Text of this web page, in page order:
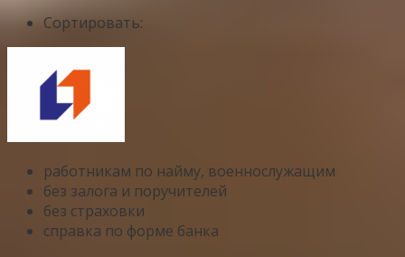
Сортировать:
работникам по найму, военнослужащим
без залога и поручителей
без страховки
справка по форме банка